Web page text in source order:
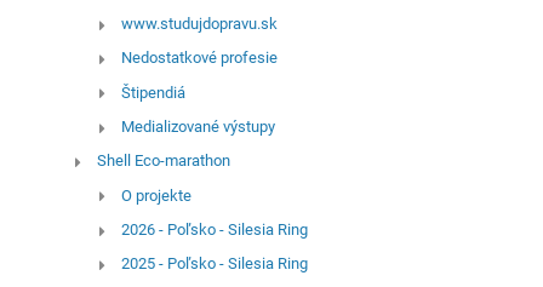
www.studujdopravu.sk
Nedostatkové profesie
Štipendiá
Medializované výstupy
Shell Eco-marathon
O projekte
2026 - Poľsko - Silesia Ring
2025 - Poľsko - Silesia Ring